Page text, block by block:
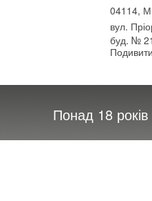
04114,
вул.
буд. №
Понад 18